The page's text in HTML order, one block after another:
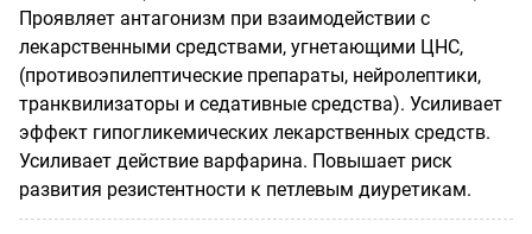
Проявляет антагонизм при взаимодействии с
лекарственными средствами, угнетающими ЦНС,
(противоэпилептические препараты, нейролептики,
транквилизаторы и седативные средства). Усиливает
эффект гипогликемических лекарственных средств.
Усиливает действие варфарина. Повышает риск
развития резистентности к петлевым диуретикам.